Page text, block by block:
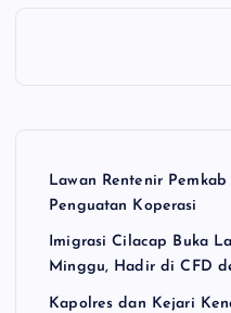
Lawan Rentenir
Penguatan Koperasi
Imigrasi Cilacap Buka
Minggu, Hadir di CFD
Kapolres dan Kejari